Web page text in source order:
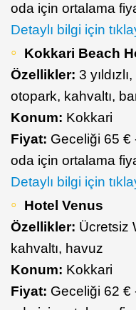
oda için ortalama
Detaylı bilgi için
Kokkari Beach
Özellikler: 3
otopark, kahvaltı,
Konum: Kokkari
Fiyat: Geceliği 65 €
oda için ortalama
Detaylı bilgi için
Hotel Venus
Özellikler: Ücretsiz
kahvaltı, havuz
Konum: Kokkari
Fiyat: Geceliği 62 €